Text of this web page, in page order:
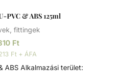
& ABS 125ml
fittingek
Ft
Ft + ÁFA
terület: